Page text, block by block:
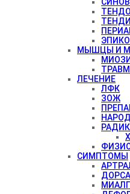
МЫШЦЫ И
ЛЕЧЕНИЕ
ЛФК
ЗОЖ
СИМПТОМЫ